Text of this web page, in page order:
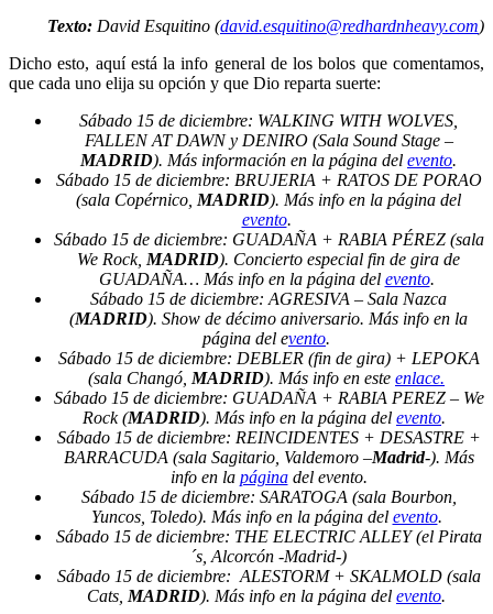
Texto: David Esquitino (david.esquitino@redhardnheavy.com)
Dicho esto, aquí está la info general de los bolos que comentamos,
que cada uno elija su opción y que Dio reparta suerte:
Sábado 15 de diciembre: WALKING WITH WOLVES,
FALLEN AT DAWN y DENIRO (Sala Sound Stage –
MADRID). Más información en la página del evento.
Sábado 15 de diciembre: BRUJERIA + RATOS DE PORAO
(sala Copérnico, MADRID). Más info en la página del
evento.
Sábado 15 de diciembre: GUADAÑA + RABIA PÉREZ (sala
We Rock, MADRID). Concierto especial fin de gira de
GUADAÑA… Más info en la página del evento.
Sábado 15 de diciembre: AGRESIVA – Sala Nazca
(MADRID). Show de décimo aniversario. Más info en la
página del evento.
Sábado 15 de diciembre: DEBLER (fin de gira) + LEPOKA
(sala Changó, MADRID). Más info en este enlace.
Sábado 15 de diciembre: GUADAÑA + RABIA PEREZ – We
Rock (MADRID). Más info en la página del evento.
Sábado 15 de diciembre: REINCIDENTES + DESASTRE +
BARRACUDA (sala Sagitario, Valdemoro –Madrid-). Más
info en la páginadel evento.
Sábado 15 de diciembre: SARATOGA (sala Bourbon,
Yuncos, Toledo). Más info en la página del evento.
Sábado 15 de diciembre: THE ELECTRIC ALLEY (el Pirata
´s, Alcorcón -Madrid-)
Sábado 15 de diciembre: ALESTORM + SKALMOLD (sala
Cats, MADRID). Más info en la página del evento.